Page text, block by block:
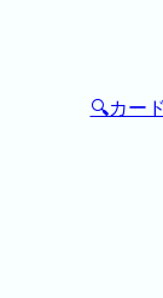
🔍カー